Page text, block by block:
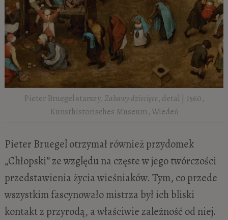
Pieter Bruegel starszy,Zabawy dziecięce, detal | 1560,
Kunsthistorisches Museum, Wiedeń
Pieter Bruegel otrzymał również przydomek
„Chłopski” ze względu na częste w jego twórczości
przedstawienia życia wieśniaków. Tym, co przede
wszystkim fascynowało mistrza był ich bliski
kontakt z przyrodą, a właściwie zależność od niej.